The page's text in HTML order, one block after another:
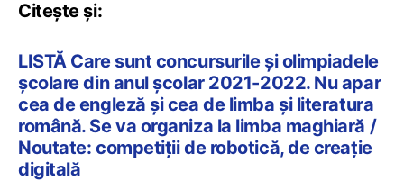
Citește și:
LISTĂ Care sunt concursurile și olimpiadele
școlare din anul școlar 2021-2022. Nu apar
cea de engleză și cea de limba și literatura
română. Se va organiza la limba maghiară /
Noutate: competiții de robotică, de creație
digitală